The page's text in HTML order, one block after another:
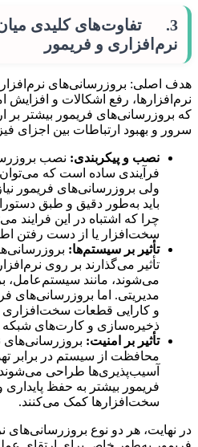
3. تفاوت‌های کلیدی
نرم‌افزاری و فریمور
هدف اصلی: بروزرسانی‌های
نرم‌افزارها، رفع اشکالات و
که بروزرسانی‌های فریمور بیشتر
سرور و بهبود ارتباطات بین اجزای
نصب و پیکربندی: نصب
فرآیندی ساده است که
ولی بروزرسانی‌های فریمور
باید به‌طور دقیق و طبق
چرا که اشتباه در این فرایند
سخت‌افزار یا از دست رفتن
تأثیر بر سیستم‌ها:
تأثیر می‌گذارند بر روی
می‌شوند، مانند سیستم‌عامل،
مدیریتی. اما بروزرسانی‌های
و کارایی قطعات سخت‌افزاری
ذخیره‌سازی و کارت‌های شبکه
تأثیر بر امنیت: بروزرسانی‌های
محافظت از سیستم در برابر
آسیب‌پذیری‌ها طراحی
فریمور بیشتر به حفظ
سخت‌افزارها کمک می‌کنند.
در نهایت، هر دو نوع بروزرسانی‌های